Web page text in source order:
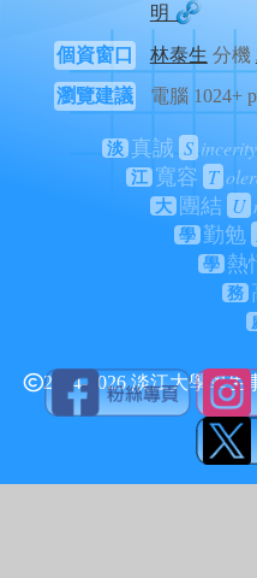
明
個資窗口 林泰生 分機
瀏覽建議
電腦 1024+
淡 真誠 S incerity
江 寬容 T
大 團結 U
學 勤勉
學 熱
務
2024-2026 淡江大學學生